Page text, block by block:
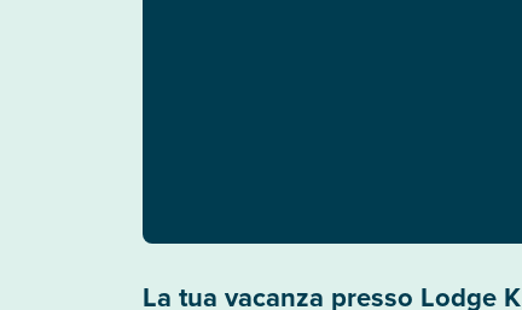
La tua vacanza presso Lodge K